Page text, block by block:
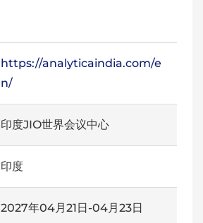
https://analyticaindia.com/e
n/
印度JIO世界会议中心
印度
2027年04月21日-04月23日